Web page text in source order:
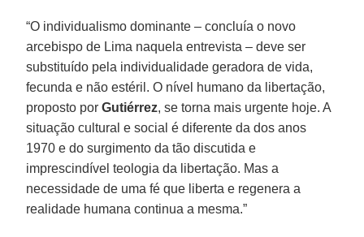
“O individualismo dominante – concluía o novo
arcebispo de Lima naquela entrevista – deve ser
substituído pela individualidade geradora de vida,
fecunda e não estéril. O nível humano da libertação,
proposto porGutiérrez, se torna mais urgente hoje. A
situação cultural e social é diferente da dos anos
1970 e do surgimento da tão discutida e
imprescindível teologia da libertação. Mas a
necessidade de uma fé que liberta e regenera a
realidade humana continua a mesma.”